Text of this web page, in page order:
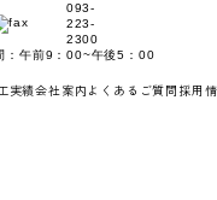
093-
223-
2300
：午前9：00~午後5：00
実績会社案内 よくあるご質問 採用